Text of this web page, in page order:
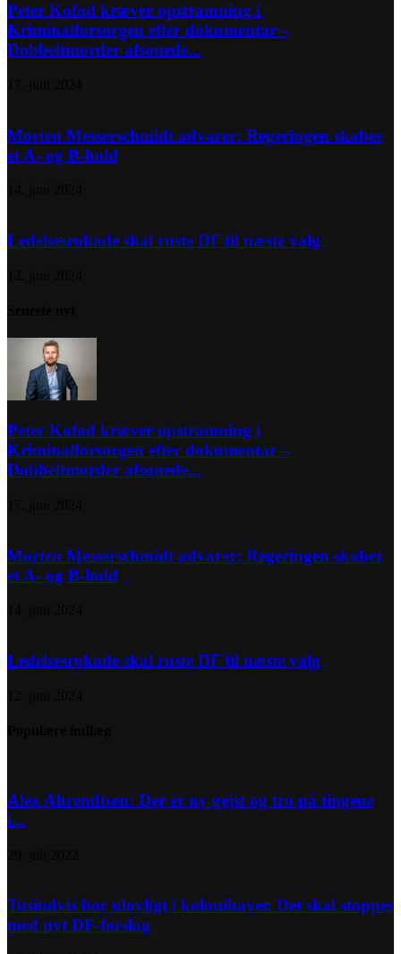
Peter Kofod kræver opstramning i
Kriminalforsorgen efter dokumentar –
Dobbeltmorder afsonede...
Morten Messerschmidt advarer: Regeringen skaber
et A- og B-hold
Ledelsesrokade skal ruste DF til næste valg
Peter Kofod kræver opstramning i
Kriminalforsorgen efter dokumentar –
Dobbeltmorder afsonede...
Morten Messerschmidt advarer: Regeringen skaber
et A- og B-hold
Ledelsesrokade skal ruste DF til næste valg
Alex Ahrendtsen: Der er ny gejst og tro på tingene
i...
Tusindvis bor ulovligt i kolonihaver. Det skal stoppes
med nyt DF-forslag